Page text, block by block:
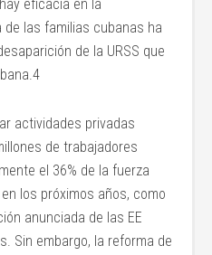
eficacia en la
de las familias cubanas ha
de la URSS que
actividades privadas
de trabajadores
el 36% de la fuerza
los próximos años, como
anunciada de las EE
Sin embargo, la reforma de